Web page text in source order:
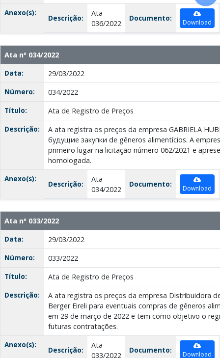
Anexo(s):
Descrição:
Ata
036/2022
Documento: Download
Ata nº 034/2022
Data:
29/03/2022
Número:
034/2022
Título:
Ata de Registro de Preços
Descrição:
A ata registra os preços da empresa GABRIELA
будущие закупки de gêneros alimentícios. A
primeiro lugar na licitação número 062/2021 e
homologada.
Anexo(s):
Descrição:
Ata
034/2022
Documento: Download
Ata nº 033/2022
Data:
29/03/2022
Número:
033/2022
Título:
Ata de Registro de Preços
Descrição:
A ata registra os preços da empresa Distribuidora
Berger Eireli para eventuais compras de gêneros
em 29 de março de 2022 e tem como objetivo o
futuras contratações.
Anexo(s):
Descrição:
Ata
033/2022
Documento: Download